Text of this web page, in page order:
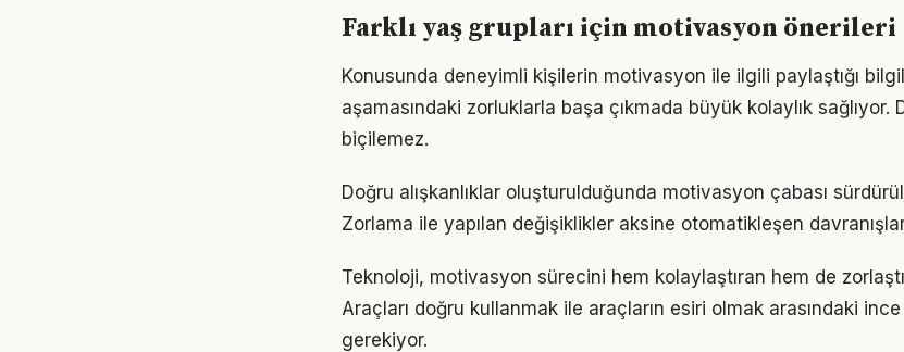
Farklı yaş grupları için motivasyon önerileri
Konusunda deneyimli kişilerin motivasyon ile ilgili paylaştığı
aşamasındaki zorluklarla başa çıkmada büyük kolaylık sağlıyor.
biçilemez.
Doğru alışkanlıklar oluşturulduğunda motivasyon çabası
Zorlama ile yapılan değişiklikler aksine otomatikleşen davranışlar
Teknoloji, motivasyon sürecini hem kolaylaştıran hem de
Araçları doğru kullanmak ile araçların esiri olmak arasındaki
gerekiyor.